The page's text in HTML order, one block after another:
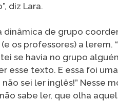
diz Lara.
de grupo
os professores) a lerem.
se havia no grupo
esse texto. E essa foi
sei ler inglês!” Nesse
sabe ler, que olha